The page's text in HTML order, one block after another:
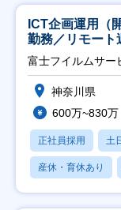
ICT企画運用（
勤務／リモート
富士フイルムサー
神奈川県
600万~830万
正社員採用 土
産休・育休あり